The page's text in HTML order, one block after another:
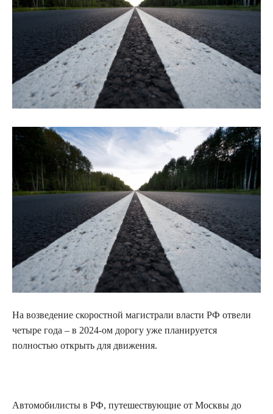
На возведение скоростной магистрали власти РФ отвели
четыре года – в 2024-ом дорогу уже планируется
полностью открыть для движения.
Автомобилисты в РФ, путешествующие от Москвы до